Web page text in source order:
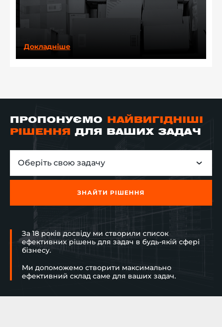
Докладніше
ПРОПОНУЄМО
НАЙВИГІДНІШІ
РІШЕННЯ
ДЛЯ ВАШИХ ЗАДАЧ
Оберіть свою задачу
ЗНАЙТИ РІШЕННЯ
За 18 років досвіду ми створили список
ефективних рішень для задач в будь-якій сфері
бізнесу.
Ми допоможемо створити максимально
ефективний склад саме для ваших задач.